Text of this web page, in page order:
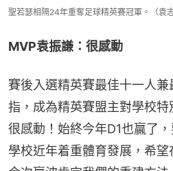
聖若瑟相隔24年重奪足球精英賽冠軍。（袁志
MVP袁振謙：很感動
賽後入選精英賽最佳十一人
指，成為精英賽盟主對學校特
很感動！始終今年D1也贏了
學校近年着重體育發展，希望